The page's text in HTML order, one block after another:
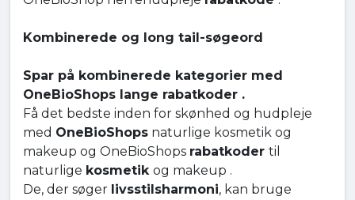
Kombinerede og long tail-søgeord
Spar på kombinerede kategorier med
OneBioShops lange rabatkoder .
Få det bedste inden for skønhed og hudpleje
med OneBioShops naturlige kosmetik og
makeup og OneBioShops rabatkoder til
naturlige kosmetik og makeup .
De, der søger livsstilsharmoni, kan bruge